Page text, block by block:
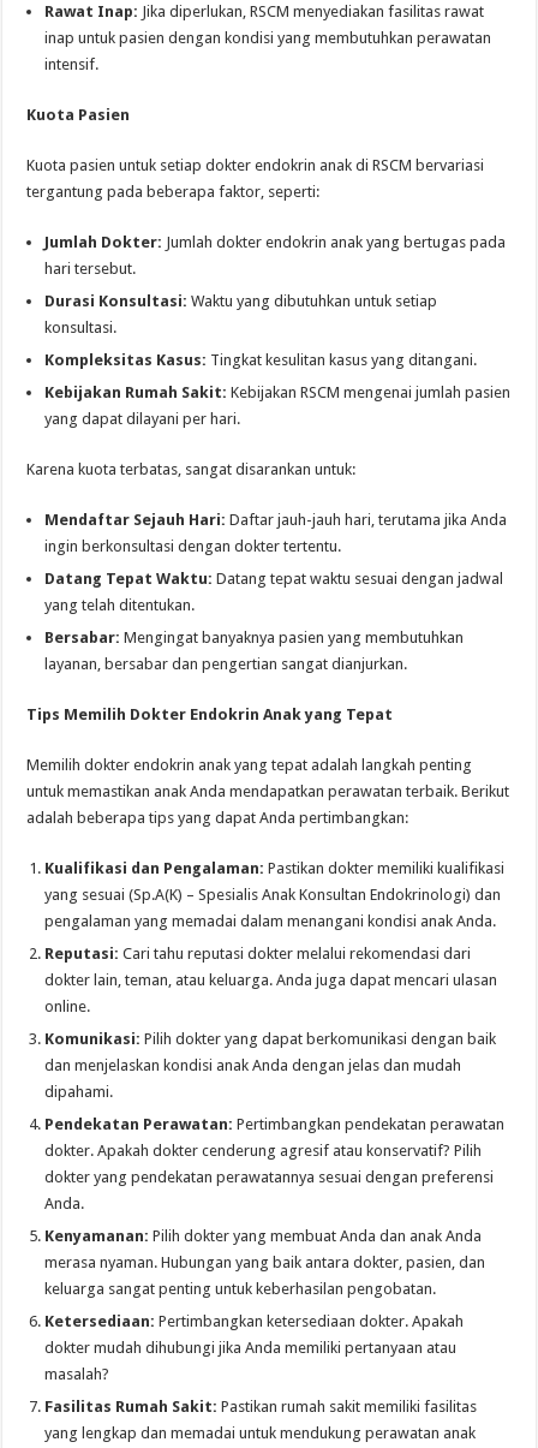
Rawat Inap: Jika diperlukan, RSCM menyediakan fasilitas rawat
inap untuk pasien dengan kondisi yang membutuhkan perawatan
intensif.
Kuota Pasien
Kuota pasien untuk setiap dokter endokrin anak di RSCM bervariasi
tergantung pada beberapa faktor, seperti:
Jumlah Dokter: Jumlah dokter endokrin anak yang bertugas pada
hari tersebut.
Durasi Konsultasi: Waktu yang dibutuhkan untuk setiap
konsultasi.
Kompleksitas Kasus: Tingkat kesulitan kasus yang ditangani.
Kebijakan Rumah Sakit: Kebijakan RSCM mengenai jumlah pasien
yang dapat dilayani per hari.
Karena kuota terbatas, sangat disarankan untuk:
Mendaftar Sejauh Hari: Daftar jauh-jauh hari, terutama jika Anda
ingin berkonsultasi dengan dokter tertentu.
Datang Tepat Waktu: Datang tepat waktu sesuai dengan jadwal
yang telah ditentukan.
Bersabar: Mengingat banyaknya pasien yang membutuhkan
layanan, bersabar dan pengertian sangat dianjurkan.
Tips Memilih Dokter Endokrin Anak yang Tepat
Memilih dokter endokrin anak yang tepat adalah langkah penting
untuk memastikan anak Anda mendapatkan perawatan terbaik. Berikut
adalah beberapa tips yang dapat Anda pertimbangkan:
Kualifikasi dan Pengalaman: Pastikan dokter memiliki kualifikasi
yang sesuai (Sp.A(K) – Spesialis Anak Konsultan Endokrinologi) dan
pengalaman yang memadai dalam menangani kondisi anak Anda.
Reputasi: Cari tahu reputasi dokter melalui rekomendasi dari
dokter lain, teman, atau keluarga. Anda juga dapat mencari ulasan
online.
Komunikasi: Pilih dokter yang dapat berkomunikasi dengan baik
dan menjelaskan kondisi anak Anda dengan jelas dan mudah
dipahami.
Pendekatan Perawatan: Pertimbangkan pendekatan perawatan
dokter. Apakah dokter cenderung agresif atau konservatif? Pilih
dokter yang pendekatan perawatannya sesuai dengan preferensi
Anda.
Kenyamanan: Pilih dokter yang membuat Anda dan anak Anda
merasa nyaman. Hubungan yang baik antara dokter, pasien, dan
keluarga sangat penting untuk keberhasilan pengobatan.
Ketersediaan: Pertimbangkan ketersediaan dokter. Apakah
dokter mudah dihubungi jika Anda memiliki pertanyaan atau
masalah?
Fasilitas Rumah Sakit: Pastikan rumah sakit memiliki fasilitas
yang lengkap dan memadai untuk mendukung perawatan anak